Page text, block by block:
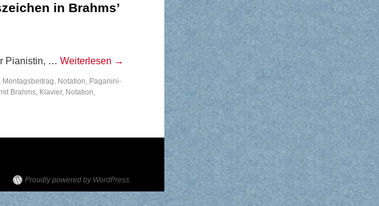
in Brahms’
Pianistin, … Weiterlesen →
, Montagsbeitrag, Notation, Paganini-
Brahms, Klavier, Notation,
Proudly powered by WordPress.